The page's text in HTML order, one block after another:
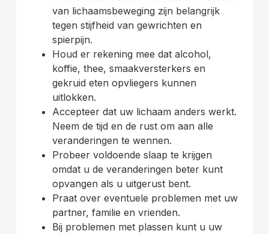
van lichaamsbeweging zijn belangrijk
tegen stijfheid van gewrichten en
spierpijn.
Houd er rekening mee dat alcohol,
koffie, thee, smaakversterkers en
gekruid eten opvliegers kunnen
uitlokken.
Accepteer dat uw lichaam anders werkt.
Neem de tijd en de rust om aan alle
veranderingen te wennen.
Probeer voldoende slaap te krijgen
omdat u de veranderingen beter kunt
opvangen als u uitgerust bent.
Praat over eventuele problemen met uw
partner, familie en vrienden.
Bij problemen met plassen kunt u uw